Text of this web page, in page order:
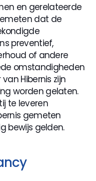
en gerelateerde
dat de
preventief,
of andere
omstandigheden
Hibernis zijn
worden gelaten.
te leveren
gemeten
bewijs gelden.